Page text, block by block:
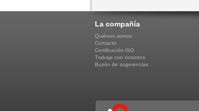
La compañía
Quiénes somos
Contacto
Certificación ISO
Trabaja con nosotros
Buzón de sugerencias